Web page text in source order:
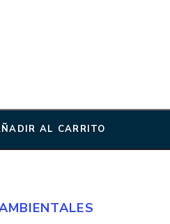
AL CARRITO